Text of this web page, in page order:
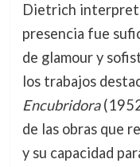
Dietrich
presencia fue
de glamour y
los trabajos
Encubridora
de las obras que
y su capacidad